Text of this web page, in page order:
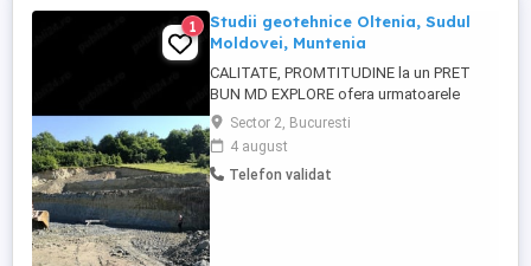
1
Studii geotehnice Oltenia, Sudul
Moldovei, Muntenia
CALITATE, PROMTITUDINE la un PRET
BUN MD EXPLORE ofera urmatoarele
servicii la cerere: - verificarea studiului la
cerinta Af, - consultanta geotehnica, -
evaluarea geotehnica a terenurilorin
scopul achizitionarii acestora Intocmim
Sector 2, Bucuresti
4 august
Telefon validat